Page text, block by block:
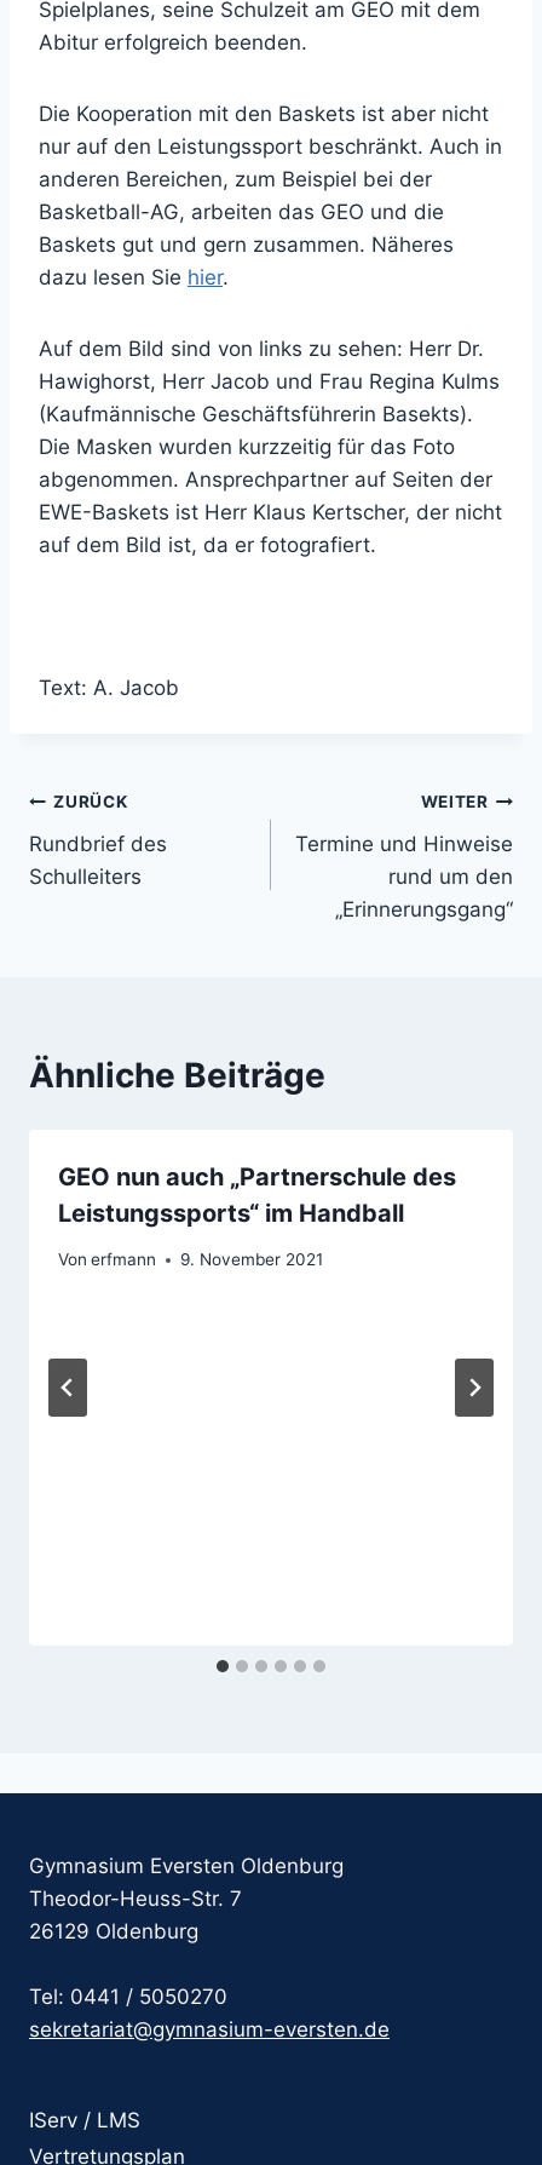
Spielplanes, seine Schulzeit am GEO mit dem
Abitur erfolgreich beenden.
Die Kooperation mit den Baskets ist aber nicht
nur auf den Leistungssport beschränkt. Auch in
anderen Bereichen, zum Beispiel bei der
Basketball-AG, arbeiten das GEO und die
Baskets gut und gern zusammen. Näheres
dazu lesen Sie hier.
Auf dem Bild sind von links zu sehen: Herr Dr.
Hawighorst, Herr Jacob und Frau Regina Kulms
(Kaufmännische Geschäftsführerin Basekts).
Die Masken wurden kurzzeitig für das Foto
abgenommen. Ansprechpartner auf Seiten der
EWE-Baskets ist Herr Klaus Kertscher, der nicht
auf dem Bild ist, da er fotografiert.
Text: A. Jacob
Beitragsnavigation
ZURÜCK
Rundbrief des
Schulleiters
WEITER
Termine und Hinweise
rund um den
„Erinnerungsgang“
Ähnliche Beiträge
GEO nun auch „Partnerschule des
Leistungssports“ im Handball
Von erfmann 9. November 2021
Gymnasium Eversten Oldenburg
Theodor-Heuss-Str. 7
26129 Oldenburg
Tel: 0441 / 5050270
sekretariat@gymnasium-eversten.de
IServ / LMS
Vertretungsplan